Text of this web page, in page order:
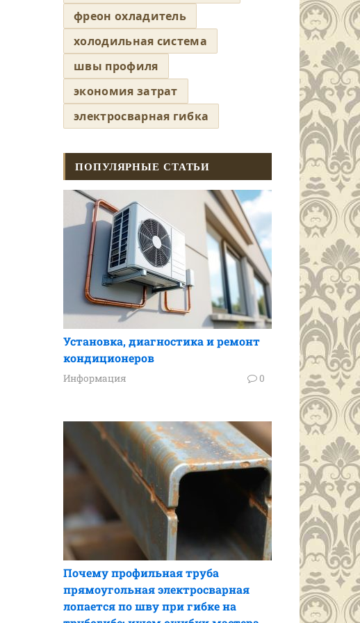
фреон охладитель
холодильная система
швы профиля
экономия затрат
электросварная гибка
ПОПУЛЯРНЫЕ СТАТЬИ
Установка, диагностика и ремонт
кондиционеров
Информация 0
Почему профильная труба
прямоугольная электросварная
лопается по шву при гибке на